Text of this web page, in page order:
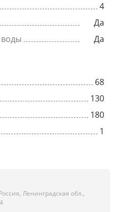
4
Да
Да
68
130
180
1
Ленинградская обл.,